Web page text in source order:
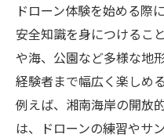
実践で役立つド
おすすめのドロー
ドローン体験
屋内外で楽し
方
ドローン体験を始める際
安全知識を身につけるこ
や海、公園など多様な地
経験者まで幅広く楽しめ
例えば、湘南海岸の開放
は、ドローンの練習やサ